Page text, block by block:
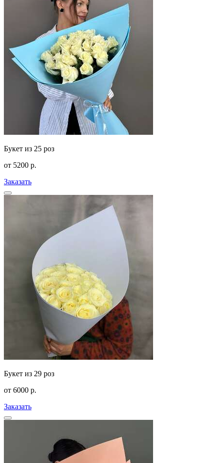
Букет из 25 роз
от 5200 р.
Заказать
Букет из 29 роз
от 6000 р.
Заказать